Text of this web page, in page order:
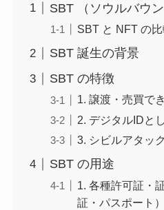
SBT （ソウルバウ
SBT と NFT の
SBT 誕生の背景
SBT の特徴
1. 譲渡・売買で
2. デジタルIDと
3. シビルアタッ
SBT の用途
1. 各種許可証・
証・パスポート）